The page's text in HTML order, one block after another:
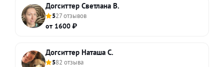
Догситтер Светлана В.
527 отзывов
от 1600 ₽
Догситтер Наташа С.
582 отзыва